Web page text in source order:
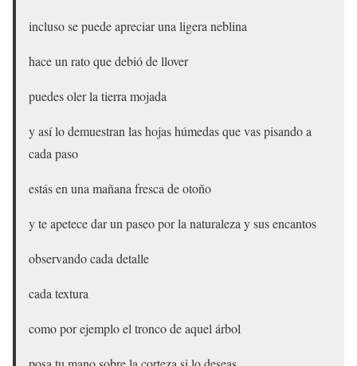
incluso se puede apreciar una ligera neblina
hace un rato que debió de llover
puedes oler la tierra mojada
y así lo demuestran las hojas húmedas que vas pisando a
cada paso
estás en una mañana fresca de otoño
y te apetece dar un paseo por la naturaleza y sus encantos
observando cada detalle
cada textura
como por ejemplo el tronco de aquel árbol